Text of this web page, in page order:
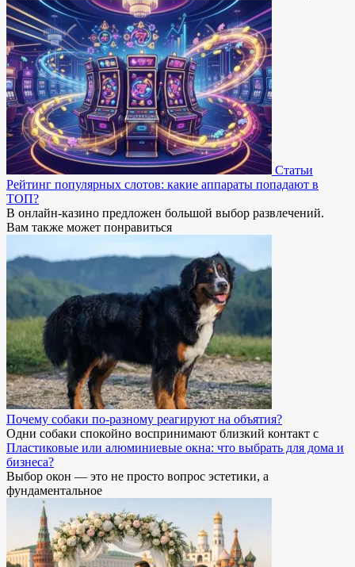
Статьи
Рейтинг популярных слотов: какие аппараты попадают в
ТОП?
В онлайн-казино предложен большой выбор развлечений.
Вам также может понравиться
Почему собаки по-разному реагируют на объятия?
Одни собаки спокойно воспринимают близкий контакт с
Пластиковые или алюминиевые окна: что выбрать для дома и
бизнеса?
Выбор окон — это не просто вопрос эстетики, а
фундаментальное